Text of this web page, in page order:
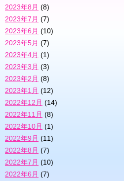
2023年8月 (8)
2023年7月 (7)
2023年6月 (10)
2023年5月 (7)
2023年4月 (1)
2023年3月 (3)
2023年2月 (8)
2023年1月 (12)
2022年12月 (14)
2022年11月 (8)
2022年10月 (1)
2022年9月 (11)
2022年8月 (7)
2022年7月 (10)
2022年6月 (7)